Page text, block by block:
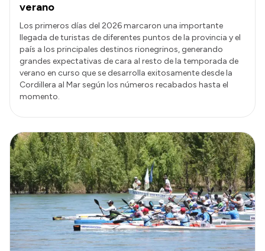
verano
Los primeros días del 2026 marcaron una importante
llegada de turistas de diferentes puntos de la provincia y el
país a los principales destinos rionegrinos, generando
grandes expectativas de cara al resto de la temporada de
verano en curso que se desarrolla exitosamente desde la
Cordillera al Mar según los números recabados hasta el
momento.